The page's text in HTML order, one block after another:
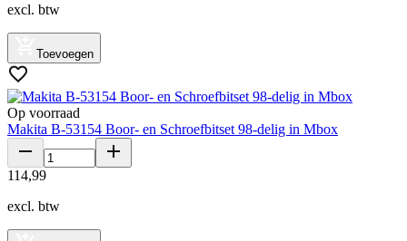
excl. btw
Toevoegen
Op voorraad
Makita B-53154 Boor- en Schroefbitset 98-delig in Mbox
114,99
excl. btw